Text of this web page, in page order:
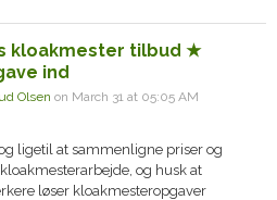
kloakmester tilbud ★
ind
Olsen on March 31 at 05:05 AM
ligetil at sammenligne priser og
og husk at
løser kloakmesteropgaver